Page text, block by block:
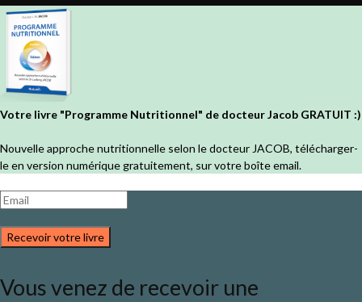
Votre livre "Programme Nutritionnel" de docteur Jacob GRATUIT :)
Nouvelle approche nutritionnelle selon le docteur JACOB, télécharger-
le en version numérique gratuitement, sur votre boîte email.
Recevoir votre livre
Vous venez de recevoir une